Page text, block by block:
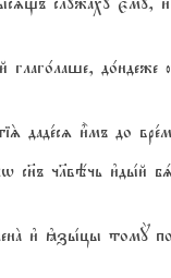
до1ндеже
даде1сz и5мъ до
чlвёчь и3ды1й
и3 kзы1цы